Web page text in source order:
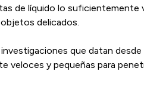
de líquido lo suficientemente
delicados.
investigaciones que datan
y pequeñas para